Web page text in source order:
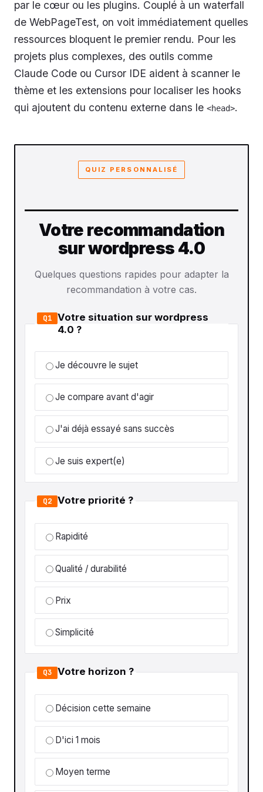
par le cœur ou les plugins. Couplé à un waterfall
de WebPageTest, on voit immédiatement quelles
ressources bloquent le premier rendu. Pour les
projets plus complexes, des outils comme
Claude Code ou Cursor IDE aident à scanner le
thème et les extensions pour localiser les hooks
qui ajoutent du contenu externe dans le <head>.
QUIZ PERSONNALISÉ
Votre recommandation
sur wordpress 4.0
Quelques questions rapides pour adapter la
recommandation à votre cas.
Q1 Votre situation sur wordpress
4.0 ?
Je découvre le sujet
Je compare avant d'agir
J'ai déjà essayé sans succès
Je suis expert(e)
Q2 Votre priorité ?
Rapidité
Qualité / durabilité
Prix
Simplicité
Q3 Votre horizon ?
Décision cette semaine
D'ici 1 mois
Moyen terme